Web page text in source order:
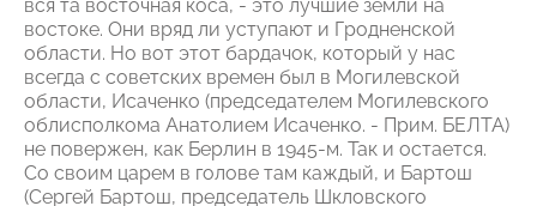
вся та восточная коса, - это лучшие земли на
востоке. Они вряд ли уступают и Гродненской
области. Но вот этот бардачок, который у нас
всегда с советских времен был в Могилевской
области, Исаченко (председателем Могилевского
облисполкома Анатолием Исаченко. - Прим. БЕЛТА)
не повержен, как Берлин в 1945-м. Так и остается.
Со своим царем в голове там каждый, и Бартош
(Сергей Бартош, председатель Шкловского